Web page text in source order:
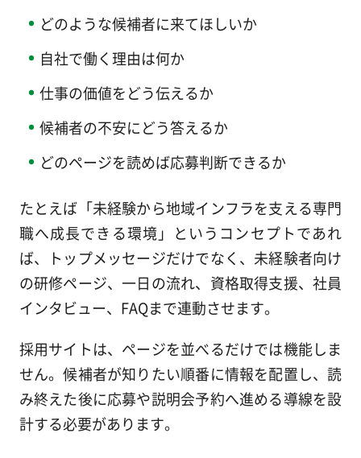
どのような候補者に来てほしいか
自社で働く理由は何か
仕事の価値をどう伝えるか
候補者の不安にどう答えるか
どのページを読めば応募判断できるか
たとえば「未経験から地域インフラを支える専門
職へ成長できる環境」というコンセプトであれ
ば、トップメッセージだけでなく、未経験者向け
の研修ページ、一日の流れ、資格取得支援、社員
インタビュー、FAQまで連動させます。
採用サイトは、ページを並べるだけでは機能しま
せん。候補者が知りたい順番に情報を配置し、読
み終えた後に応募や説明会予約へ進める導線を設
計する必要があります。